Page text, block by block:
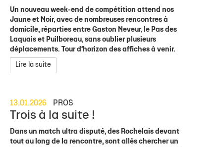
Un nouveau week-end de compétition attend nos
Jaune et Noir, avec de nombreuses rencontres à
domicile, réparties entre Gaston Neveur, le Pas des
Laquais et Puilboreau, sans oublier plusieurs
déplacements. Tour d’horizon des affiches à venir.
Lire la suite
13.01.2026 PROS
Trois à la suite !
Dans un match ultra disputé, des Rochelais devant
tout au long de la rencontre, sont allés chercher un